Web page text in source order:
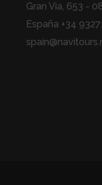
Gran Via, 653 -
España +34